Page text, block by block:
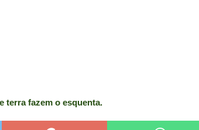
terra fazem o esquenta.